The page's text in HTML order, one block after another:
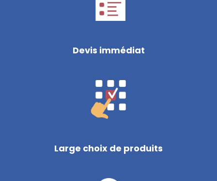
Devis immédiat
Large choix de produits